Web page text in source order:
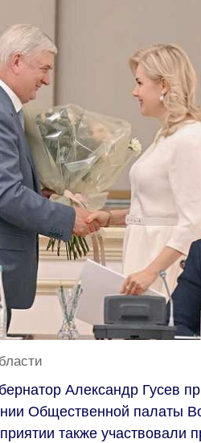
Александр Гусев
Общественной палаты
также участвовали